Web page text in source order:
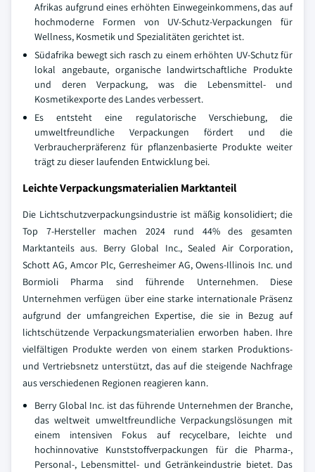
Afrikas aufgrund eines erhöhten Einwegeinkommens, das auf
hochmoderne Formen von UV-Schutz-Verpackungen für
Wellness, Kosmetik und Spezialitäten gerichtet ist.
Südafrika bewegt sich rasch zu einem erhöhten UV-Schutz für
lokal angebaute, organische landwirtschaftliche Produkte
und deren Verpackung, was die Lebensmittel- und
Kosmetikexporte des Landes verbessert.
Es entsteht eine regulatorische Verschiebung, die
umweltfreundliche Verpackungen fördert und die
Verbraucherpräferenz für pflanzenbasierte Produkte weiter
trägt zu dieser laufenden Entwicklung bei.
Leichte Verpackungsmaterialien Marktanteil
Die Lichtschutzverpackungsindustrie ist mäßig konsolidiert; die
Top 7-Hersteller machen 2024 rund 44% des gesamten
Marktanteils aus. Berry Global Inc., Sealed Air Corporation,
Schott AG, Amcor Plc, Gerresheimer AG, Owens-Illinois Inc. und
Bormioli Pharma sind führende Unternehmen. Diese
Unternehmen verfügen über eine starke internationale Präsenz
aufgrund der umfangreichen Expertise, die sie in Bezug auf
lichtschützende Verpackungsmaterialien erworben haben. Ihre
vielfältigen Produkte werden von einem starken Produktions-
und Vertriebsnetz unterstützt, das auf die steigende Nachfrage
aus verschiedenen Regionen reagieren kann.
Berry Global Inc. ist das führende Unternehmen der Branche,
das weltweit umweltfreundliche Verpackungslösungen mit
einem intensiven Fokus auf recycelbare, leichte und
hochinnovative Kunststoffverpackungen für die Pharma-,
Personal-, Lebensmittel- und Getränkeindustrie bietet. Das